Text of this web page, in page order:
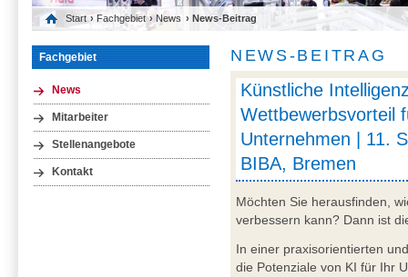
Start › Fachgebiet › News › News-Beitrag
Fachgebiet
News
Mitarbeiter
Stellenangebote
Kontakt
NEWS-BEITRAG
Künstliche
Wettbewerbsvorteil
Unternehmen | 11.
BIBA, Bremen
Möchten Sie herausfinden,
verbessern kann? Dann ist
In einer praxisorientierten
die Potenziale von KI für Ihr